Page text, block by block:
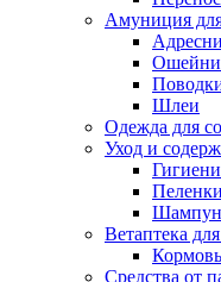
Амуниция
Шлеи
Одежда для
Уход и
Пеленки
Ветаптека
Средства от